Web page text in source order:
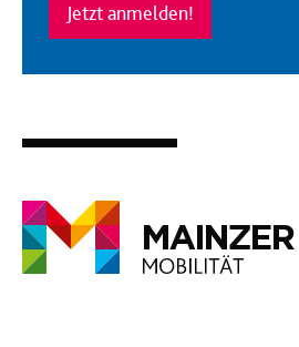
Jetzt anmelden!